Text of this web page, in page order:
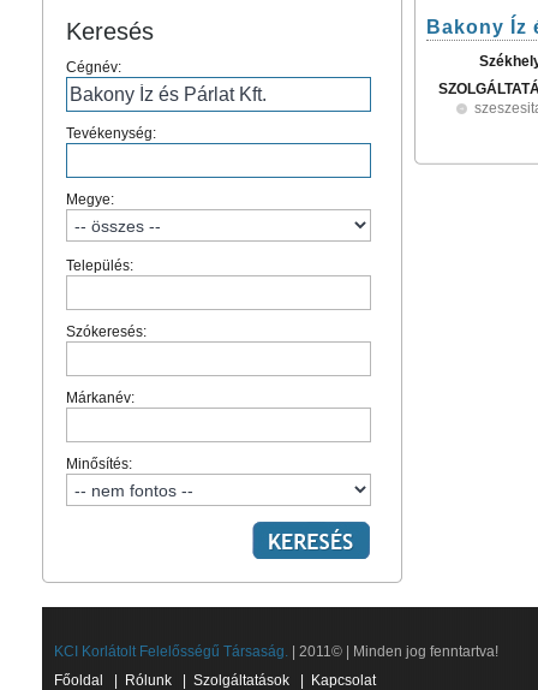
Keresés
Cégnév:
Tevékenység:
Megye:
Település:
Szókeresés:
Márkanév:
Minősítés:
Bakony Íz
KCI Korlátolt Felelősségű Társaság. | 2011© | Minden jog fenntartva!
Főoldal
Rólunk Szolgáltatások Kapcsolat